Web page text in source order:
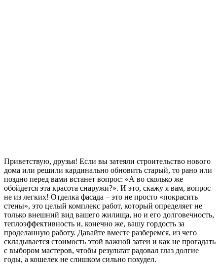
Приветствую, друзья! Если вы затеяли строительство нового
дома или решили кардинально обновить старый, то рано или
поздно перед вами встанет вопрос: «А во сколько же
обойдется эта красота снаружи?». И это, скажу я вам, вопрос
не из легких! Отделка фасада – это не просто «покрасить
стены», это целый комплекс работ, который определяет не
только внешний вид вашего жилища, но и его долговечность,
теплоэффективность и, конечно же, вашу гордость за
проделанную работу. Давайте вместе разберемся, из чего
складывается стоимость этой важной затеи и как не прогадать
с выбором мастеров, чтобы результат радовал глаз долгие
годы, а кошелек не слишком сильно похудел.